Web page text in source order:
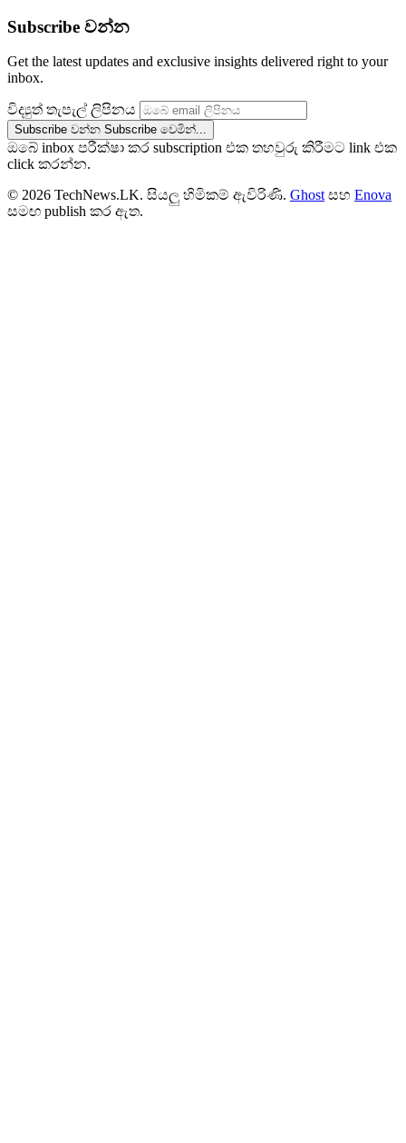
Subscribe වන්න
Get the latest updates and exclusive insights delivered right to your
inbox.
විද්‍යුත් තැපැල් ලිපිනය
Subscribe වන්න Subscribe වෙමින්...
ඔබේ inbox පරීක්ෂා කර subscription එක තහවුරු කිරීමට link එක
click කරන්න.
© 2026 TechNews.LK. සියලු හිමිකම් ඇවිරිණි. Ghost සහ Enova
සමඟ publish කර ඇත.